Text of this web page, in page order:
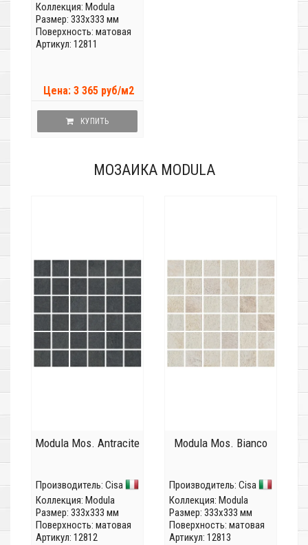
Коллекция: Modula
Размер: 333x333 мм
Поверхность: матовая
Артикул: 12811
Цена: 3 365 руб/м2
КУПИТЬ
МОЗАИКА MODULA
Modula Mos. Antracite
Производитель: Cisa
Коллекция: Modula
Размер: 333x333 мм
Поверхность: матовая
Артикул: 12812
Modula Mos. Bianco
Производитель: Cisa
Коллекция: Modula
Размер: 333x333 мм
Поверхность: матовая
Артикул: 12813